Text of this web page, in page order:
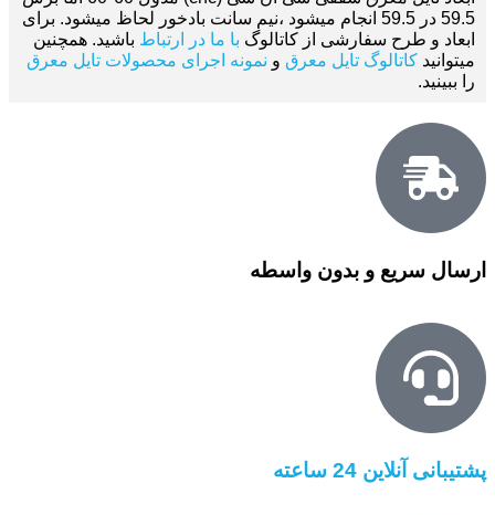
59.5 در 59.5 انجام میشود ،نیم سانت بادخور لحاظ میشود. برای
ابعاد و طرح سفارشی از کاتالوگ با ما در ارتباط باشید. همچنین
میتوانید کاتالوگ تایل معرق و نمونه اجرای محصولات تایل معرق
را ببینید.
ارسال سریع و بدون واسطه
پشتیبانی آنلاین 24 ساعته